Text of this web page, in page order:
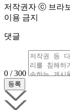
저작권자 ⓒ 브라
이용 금지
댓글
0 / 300